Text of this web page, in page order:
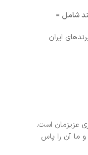
شامل =
ایران
عزیزمان است.
ما آن را پاس